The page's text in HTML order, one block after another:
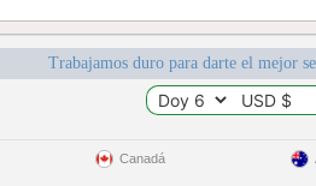
Trabajamos duro para darte el mejor
Canadá